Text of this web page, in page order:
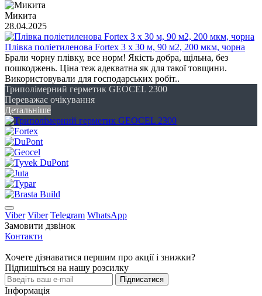
Микита
28.04.2025
Плівка поліетиленова Fortex 3 х 30 м, 90 м2, 200 мкм, чорна
Брали чорну плівку, все норм! Якість добра, щільна, без
пошкоджень. Ціна теж адекватна як для такої товщини.
Використовували для господарських робіт..
Триполімерний герметик GEOCEL 2300
Переважає очікування
Детальніше
Viber Viber Telegram WhatsApp
Замовити дзвінок
Контакти
Хочете дізнаватися першим про акції і знижки?
Підпишіться на нашу розсилку
Підписатися
Інформація